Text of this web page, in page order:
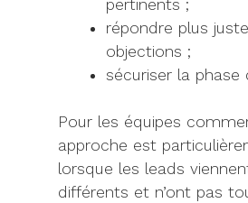
pertinents ;
répondre plus
objections ;
sécuriser la phase
Pour les équipes
approche est
lorsque les leads
différents et n’ont pas